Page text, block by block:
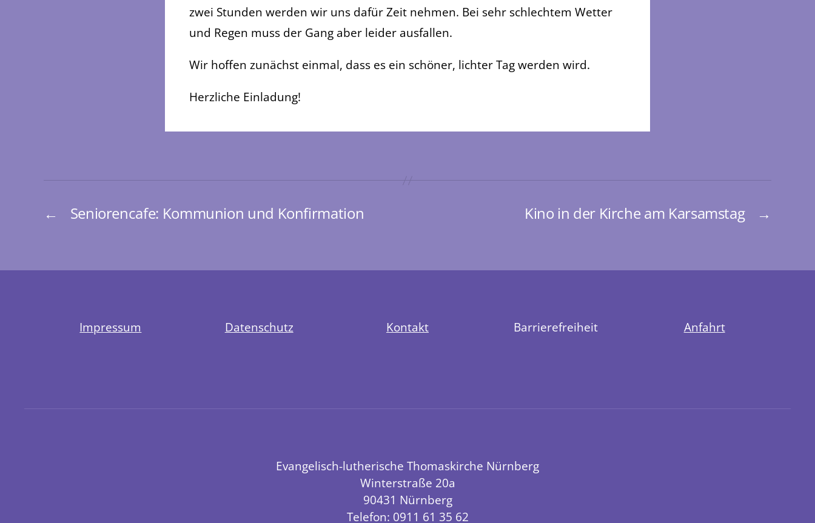
zwei Stunden werden wir uns dafür Zeit nehmen. Bei sehr schlechtem Wetter
und Regen muss der Gang aber leider ausfallen.
Wir hoffen zunächst einmal, dass es ein schöner, lichter Tag werden wird.
Herzliche Einladung!
← Seniorencafe: Kommunion und Konfirmation →
Kino in der Kirche am Karsamstag
Impressum Datenschutz Kontakt Barrierefreiheit Anfahrt
Evangelisch-lutherische Thomaskirche Nürnberg
Winterstraße 20a
90431 Nürnberg
Telefon: 0911 61 35 62